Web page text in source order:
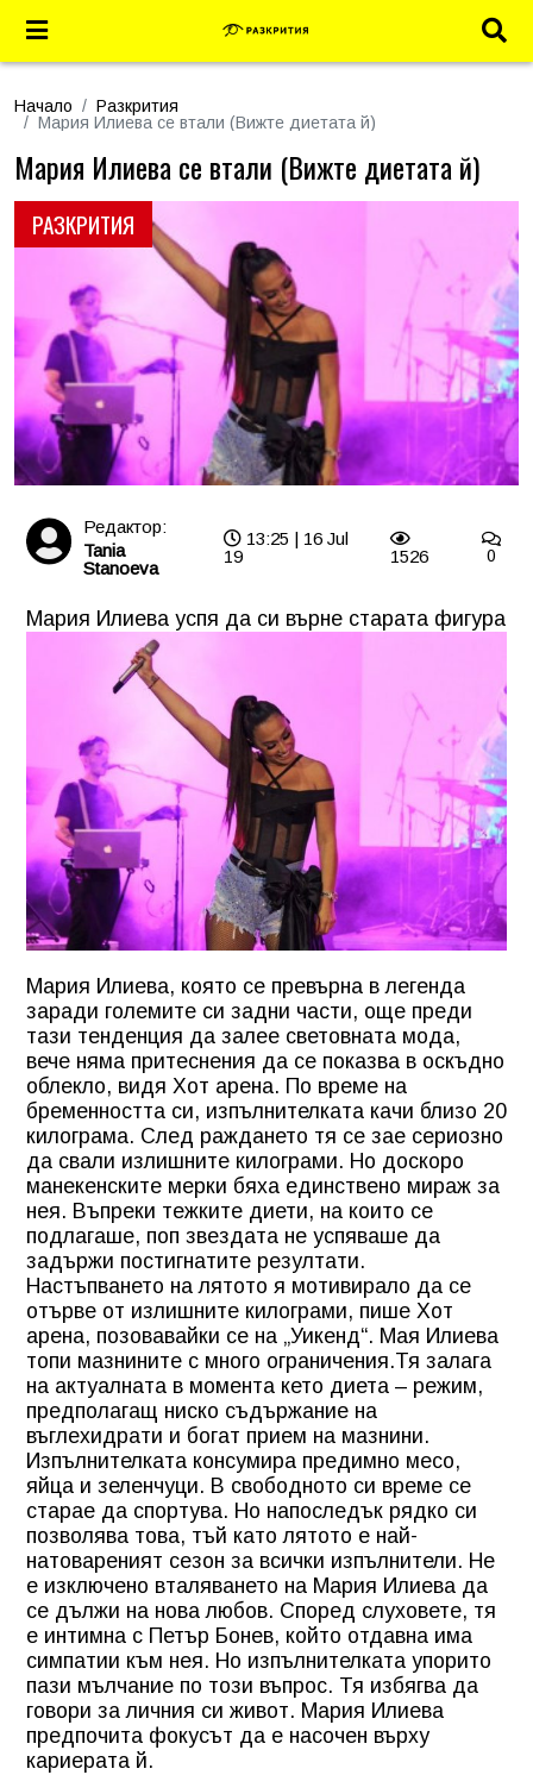
Начало
Разкрития
Мария Илиева се втали (Вижте диетата й)
РАЗКРИТИЯ
Мария Илиева се втали (Вижте диетата й)
Редактор:
Tania
Stanoeva
13:25 | 16 Jul
19
1526 0
Мария Илиева успя да си върне старата фигура
Мария Илиева, която се превърна в легенда
заради големите си задни части, още преди
тази тенденция да залее световната мода,
вече няма притеснения да се показва в оскъдно
облекло, видя Хот арена. По време на
бременността си, изпълнителката качи близо 20
килограма. След раждането тя се зае сериозно
да свали излишните килограми. Но доскоро
манекенските мерки бяха единствено мираж за
нея. Въпреки тежките диети, на които се
подлагаше, поп звездата не успяваше да
задържи постигнатите резултати.
Настъпването на лятото я мотивирало да се
отърве от излишните килограми, пише Хот
арена, позовавайки се на „Уикенд“. Мая Илиева
топи мазнините с много ограничения.Тя залага
на актуалната в момента кето диета – режим,
предполагащ ниско съдържание на
въглехидрати и богат прием на мазнини.
Изпълнителката консумира предимно месо,
яйца и зеленчуци. В свободното си време се
старае да спортува. Но напоследък рядко си
позволява това, тъй като лятото е най-
натовареният сезон за всички изпълнители. Не
е изключено вталяването на Мария Илиева да
се дължи на нова любов. Според слуховете, тя
е интимна с Петър Бонев, който отдавна има
симпатии към нея. Но изпълнителката упорито
пази мълчание по този въпрос. Тя избягва да
говори за личния си живот. Мария Илиева
предпочита фокусът да е насочен върху
кариерата й.